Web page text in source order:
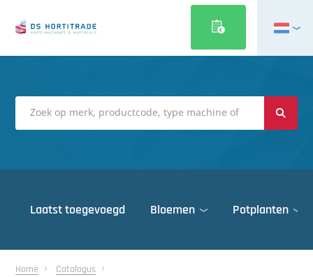
English
Deutsch
Polski
Română
Laatst toegevoegd Bloemen Potplanten
Home
Catalogus